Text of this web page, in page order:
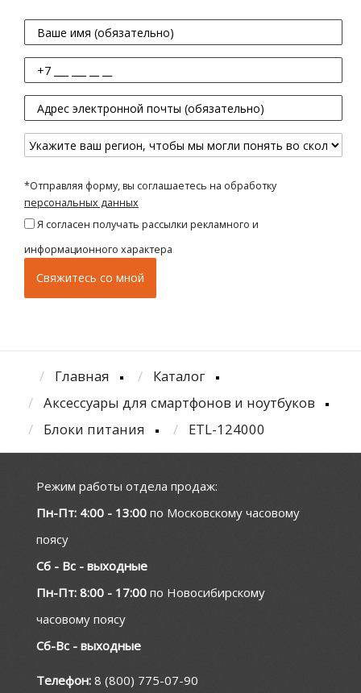
*Отправляя форму, вы соглашаетесь на обработку
персональных данных
Я согласен получать рассылки рекламного и
информационного характера
Главная
Каталог
Аксессуары для смартфонов и ноутбуков
Блоки питания
ETL-124000
Режим работы отдела продаж:
Пн-Пт: 4:00 - 13:00 по Московскому часовому
поясу
Сб - Вс - выходные
Пн-Пт: 8:00 - 17:00 по Новосибирскому
часовому поясу
Сб-Вс - выходные
Телефон: 8 (800) 775-07-90